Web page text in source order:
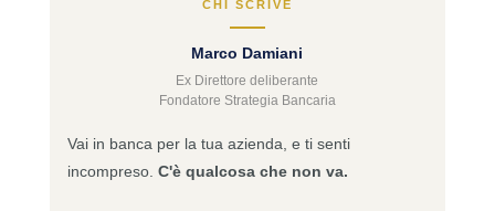
CHI SCRIVE
Marco Damiani
Ex Direttore deliberante
Fondatore Strategia Bancaria
Vai in banca per la tua azienda, e ti senti
incompreso. C'è qualcosa che non va.